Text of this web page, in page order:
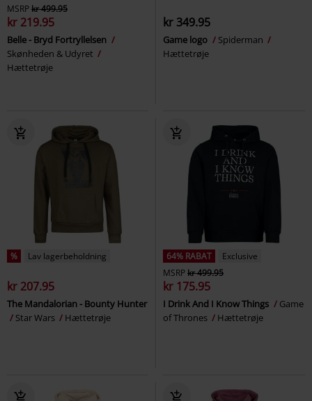
MSRPkr 499.95
kr 219.95
Belle - Bryd Fortryllelsen
Skønheden & Udyret
Hættetrøje
kr 349.95
Game logo
Spiderman
Hættetrøje
% Lav lagerbeholdning
kr 207.95
The Mandalorian - Bounty Hunter
Star Wars
Hættetrøje
64% RABAT
Exclusive
MSRPkr 499.95
kr 175.95
I Drink And I Know Things
Game
of Thrones
Hættetrøje